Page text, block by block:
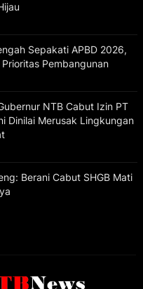
Sepakati APBD 2026,
Pembangunan
NTB Cabut Izin PT
Dinilai Merusak Lingkungan
Berani Cabut SHGB Mati